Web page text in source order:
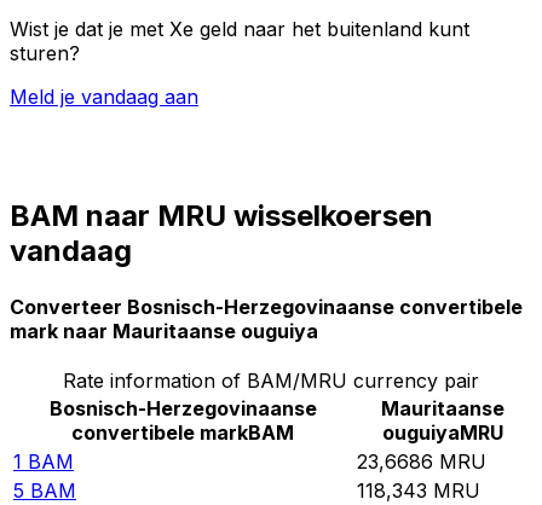
Wist je dat je met Xe geld naar het buitenland kunt
sturen?
Meld je vandaag aan
BAM naar MRU wisselkoersen
vandaag
Converteer Bosnisch-Herzegovinaanse convertibele
mark naar Mauritaanse ouguiya
Rate information of BAM/MRU currency pair
Bosnisch-Herzegovinaanse
convertibele markBAM
Mauritaanse
ouguiyaMRU
1 BAM 23,6686 MRU
5 BAM 118,343 MRU